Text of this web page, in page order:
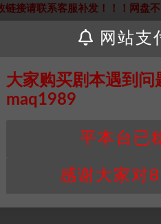
链接请联系客服补发！！！网盘
+个人整理而来，仅供学习研究
并同意受本条约约束，并遵守
均属于机关版权或权利人。如有
将会在三天内下架相关剧本攻略
值，本站积分为本站收取的赞助
购买使用引起的任何行为和纠纷
行通知！
网站支
大家购买剧本遇到问
maq1989
平本台已
感谢大家对